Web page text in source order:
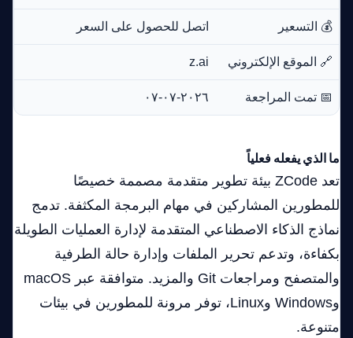
💰 التسعير اتصل للحصول على السعر
🔗 الموقع الإلكتروني z.ai
📅 تمت المراجعة ٢٠٢٦-٠٧-٠٧
ما الذي يفعله فعلياً
تعد ZCode بيئة تطوير متقدمة مصممة خصيصًا
للمطورين المشاركين في مهام البرمجة المكثفة. تدمج
نماذج الذكاء الاصطناعي المتقدمة لإدارة العمليات الطويلة
بكفاءة، وتدعم تحرير الملفات وإدارة حالة الطرفية
والمتصفح ومراجعات Git والمزيد. متوافقة عبر macOS
وWindows وLinux، توفر مرونة للمطورين في بيئات
متنوعة.